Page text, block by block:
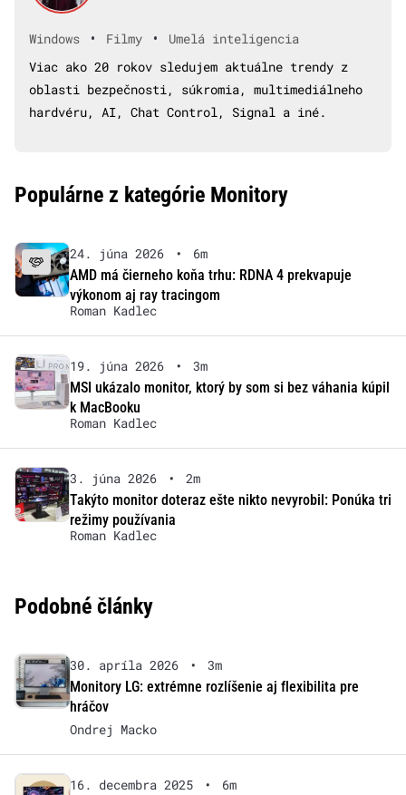
Windows • Filmy •
Umelá inteligencia
Viac ako 20 rokov sledujem aktuálne trendy z
oblasti bezpečnosti, súkromia, multimediálneho
hardvéru, AI, Chat Control, Signal a iné.
Populárne z kategórie Monitory
24. júna 2026 •
6m
AMD má čierneho koňa trhu: RDNA 4 prekvapuje
výkonom aj ray tracingom
Roman Kadlec
19. júna 2026 •
3m
MSI ukázalo monitor, ktorý by som si bez váhania kúpil
k MacBooku
Roman Kadlec
3. júna 2026 •
2m
Takýto monitor doteraz ešte nikto nevyrobil: Ponúka tri
režimy používania
Roman Kadlec
Podobné články
30. apríla 2026 •
3m
Monitory LG: extrémne rozlíšenie aj flexibilita pre
hráčov
Ondrej Macko
16. decembra 2025 •
6m